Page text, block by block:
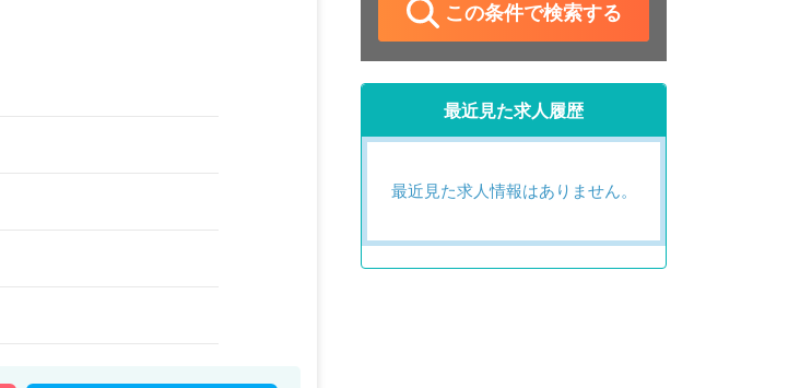
この条件で検索する
最近見た求人履歴
最近見た求人情報はありません。